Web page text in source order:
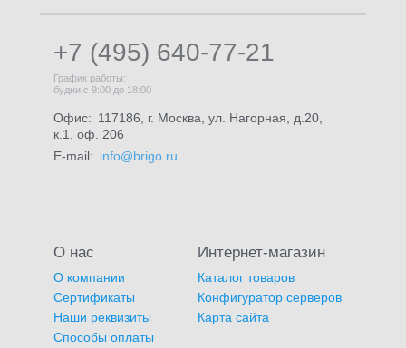
+7 (495) 640-77-21
График работы:
будни с 9:00 до 18:00
Офис: 117186, г. Москва, ул. Нагорная, д.20,
к.1, оф. 206
E-mail: info@brigo.ru
О нас
О компании
Сертификаты
Наши реквизиты
Способы оплаты
Интернет-магазин
Каталог товаров
Конфигуратор серверов
Карта сайта